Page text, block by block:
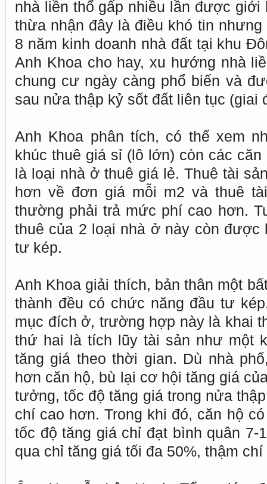
nhà liền thổ gấp nhiều lần được giới
thừa nhận đây là điều khó tin
8 năm kinh doanh nhà đất tại khu
Anh Khoa cho hay, xu hướng nhà
chung cư ngày càng phổ biến và
sau nửa thập kỷ sốt đất liên tục (giai
Anh Khoa phân tích, có thể xem
khúc thuê giá sỉ (lô lớn) còn các
là loại nhà ở thuê giá lẻ. Thuê tài
hơn về đơn giá mỗi m2 và thuê
thường phải trả mức phí cao hơn.
thuê của 2 loại nhà ở này còn được
tư kép.
Anh Khoa giải thích, bản thân một
thành đều có chức năng đầu tư
mục đích ở, trường hợp này là khai
thứ hai là tích lũy tài sản như một
tăng giá theo thời gian. Dù nhà
hơn căn hộ, bù lại cơ hội tăng giá
tưởng, tốc độ tăng giá trong nửa
chí cao hơn. Trong khi đó, căn hộ
tốc độ tăng giá chỉ đạt bình quân 7-
qua chỉ tăng giá tối đa 50%, thậm